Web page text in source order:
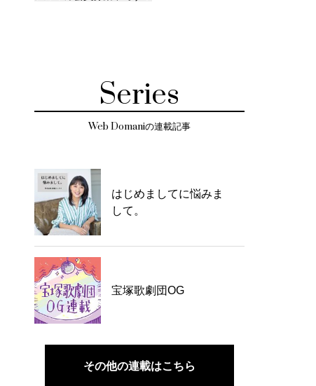
Series
Web Domaniの連載記事
はじめましてに悩みま
して。
宝塚歌劇団OG
その他の連載はこちら